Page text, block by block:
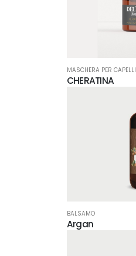
MASCHERA PER CAPELLI
CHERATINA
BALSAMO
Argan